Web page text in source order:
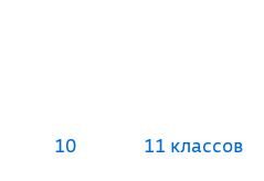
10 11 классов